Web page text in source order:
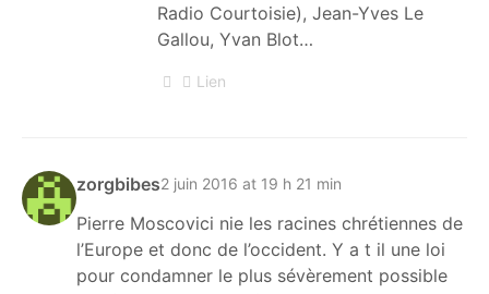
Radio Courtoisie), Jean-Yves Le
Gallou, Yvan Blot…
Lien
zorgbibes2 juin 2016 at 19 h 21 min
Pierre Moscovici nie les racines chrétiennes de
l’Europe et donc de l’occident. Y a t il une loi
pour condamner le plus sévèrement possible